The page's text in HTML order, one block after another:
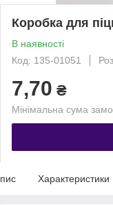
Коробка для
В наявності
Код: 135-01051
7,70 ₴
Мінімальна сума
Характеристики